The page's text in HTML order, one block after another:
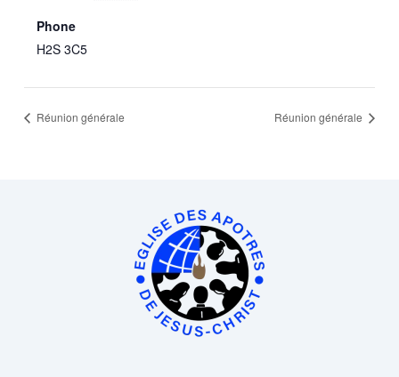
Phone
H2S 3C5
Réunion générale Réunion générale